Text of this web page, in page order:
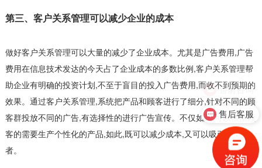
第三、客户关系管理可以减少企业的成本
做好客户关系管理可以大量的减少了企业成本。尤其是广告费用,广告
费用在信息技术发达的今天占了企业成本的多数比例,客户关系管理帮
助企业有明确的投资计划,不至于盲目的投入广告费用,而收不到预期的
效果。通过客户关系管理,系统把产品和顾客进行了细分,针对不同的顾
客群投放不同的广告,有选择性的进行广告宣传。不仅如此,可以根据顾
客的需要生产个性化的产品,如此,既可以减少成本,又可以吸引消费
者。
售前咨询
售后客服